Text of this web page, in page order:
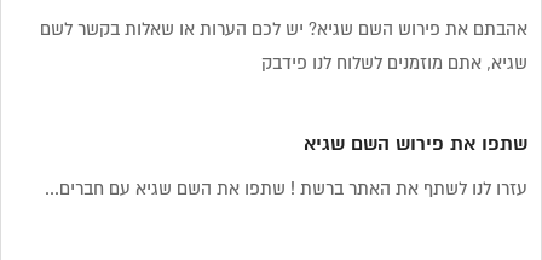
אהבתם את פירוש השם שגיא? יש לכם הערות או שאלות בקשר לשם
שגיא, אתם מוזמנים לשלוח לנו פידבק
שתפו את פירוש השם שגיא
עזרו לנו לשתף את האתר ברשת ! שתפו את השם שגיא עם חברים...